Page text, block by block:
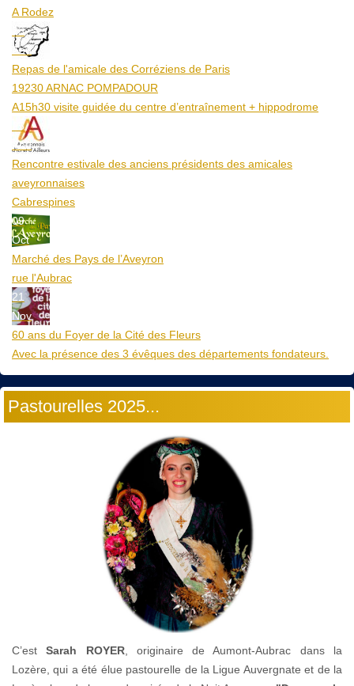
A Rodez
23
Aoû
Repas de l'amicale des Corréziens de Paris
19230 ARNAC POMPADOUR
A15h30 visite guidée du centre d’entraînement + hippodrome
25
Aoû
Rencontre estivale des anciens présidents des amicales
aveyronnaises
Cabrespines
09
Oct
Marché des Pays de l’Aveyron
rue l'Aubrac
21
Nov
60 ans du Foyer de la Cité des Fleurs
Avec la présence des 3 évêques des départements fondateurs.
Pastourelles 2025...
C’estSarah ROYER, originaire de Aumont-Aubrac dans la
Lozère, qui a été élue pastourelle de la Ligue Auvergnate et de la